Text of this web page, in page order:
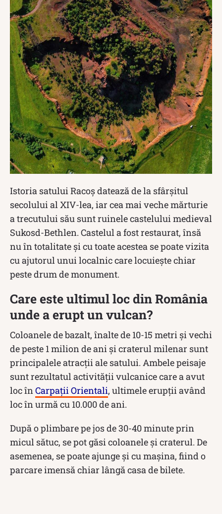
Istoria satului Racoș datează de la sfârșitul
secolului al XIV-lea, iar cea mai veche mărturie
a trecutului său sunt ruinele castelului medieval
Sukosd-Bethlen. Castelul a fost restaurat, însă
nu în totalitate și cu toate acestea se poate vizita
cu ajutorul unui localnic care locuiește chiar
peste drum de monument.
Care este ultimul loc din România
unde a erupt un vulcan?
Coloanele de bazalt, înalte de 10-15 metri și vechi
de peste 1 milion de ani și craterul milenar sunt
principalele atracții ale satului. Ambele peisaje
sunt rezultatul activității vulcanice care a avut
loc înCarpații Orientali, ultimele erupții având
loc în urmă cu 10.000 de ani.
După o plimbare pe jos de 30-40 minute prin
micul sătuc, se pot găsi coloanele și craterul. De
asemenea, se poate ajunge și cu mașina, fiind o
parcare imensă chiar lângă casa de bilete.